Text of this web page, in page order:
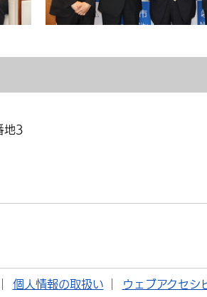
地3
個人情報の取扱い ウェブアクセシ